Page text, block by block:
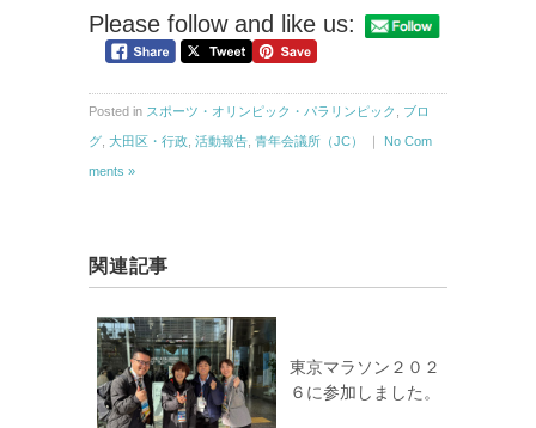
Please follow and like us:
Posted in スポーツ・オリンピック・パラリンピック ブロ
グ 大田区・行政 活動報告 青年会議所（JC） ｜ No Com
ments »
関連記事
東京マラソン２０２
６に参加しました。